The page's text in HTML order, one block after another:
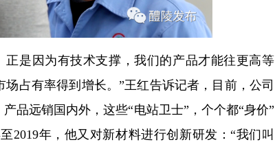
是因为有技术支撑，我们的产品才能往更高等
占有率得到增长。”王红告诉记者，目前，公司
品远销国内外，这些“电站卫士”，个个都“身价”
2019年，他又对新材料进行创新研发：“我们叫